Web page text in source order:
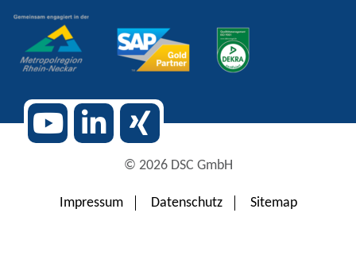
© 2026 DSC GmbH
Impressum Datenschutz Sitemap